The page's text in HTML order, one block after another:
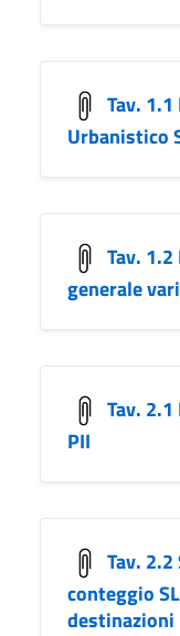
Tav.
Urbanistico
Tav.
generale
Tav.
PII
Tav.
conteggio